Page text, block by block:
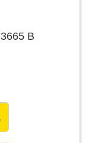
B